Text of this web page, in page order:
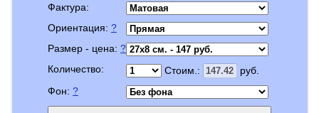
Фактура:
Ориентация: ?
Размер - цена: ?
Количество:
Стоим.:
руб.
Фон: ?